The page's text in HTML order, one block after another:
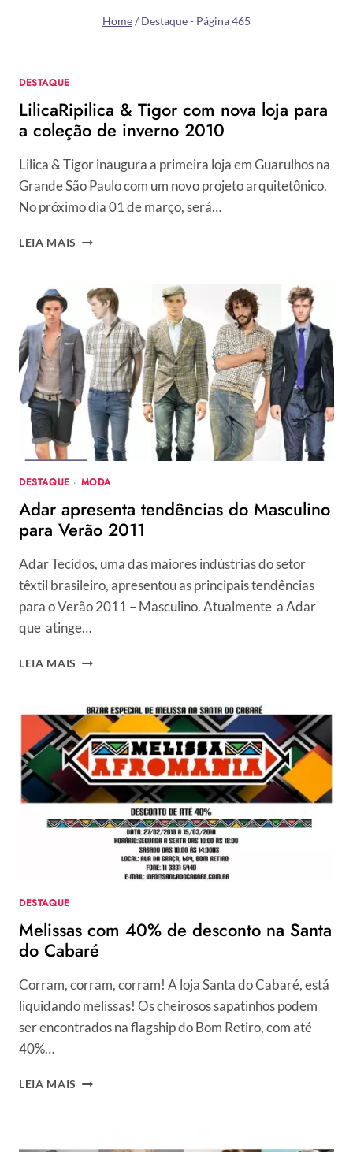
Home/ Destaque- Página 465
DESTAQUE
LilicaRipilica & Tigor com nova loja para
a coleção de inverno 2010
Lilica & Tigor inaugura a primeira loja em Guarulhos na
Grande São Paulo com um novo projeto arquitetônico.
No próximo dia 01 de março, será…
LEIA MAIS LILICARIPILICA
COM
NOVA
LOJA
PARA
A
COLEÇÃO
DE
INVERNO
2010
DESTAQUE · MODA
Adar apresenta tendências do Masculino
para Verão 2011
Adar Tecidos, uma das maiores indústrias do setor
têxtil brasileiro, apresentou as principais tendências
para o Verão 2011 – Masculino. Atualmente a Adar
que atinge…
LEIA MAIS ADAR
DO
MASCULINO
PARA
VERÃO
2011
DESTAQUE
Melissas com 40% de desconto na Santa
do Cabaré
Corram, corram, corram! A loja Santa do Cabaré, está
liquidando melissas! Os cheirosos sapatinhos podem
ser encontrados na flagship do Bom Retiro, com até
40%…
LEIA MAIS MELISSAS